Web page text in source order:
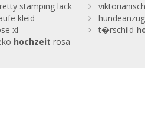
stamping lack
kleid
hundeanzug
xl
t�rschild
hochzeit rosa